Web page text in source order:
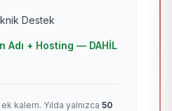
Destek
Adı + Hosting — DAHİL
kalem. Yılda yalnızca 50